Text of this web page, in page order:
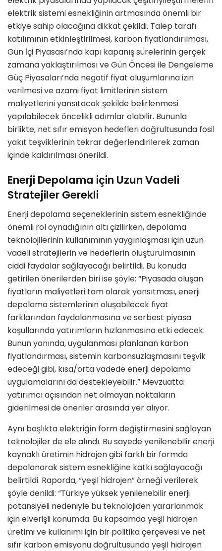
elektrik sistemi esnekliğinin artmasında önemli bir
etkiye sahip olacağına dikkat çekildi. Talep tarafı
katılımının etkinleştirilmesi, karbon fiyatlandırılması,
Gün İçi Piyasası’nda kapı kapanış sürelerinin gerçek
zamana yaklaştırılması ve Gün Öncesi ile Dengeleme
Güç Piyasaları’nda negatif fiyat oluşumlarına izin
verilmesi ve azami fiyat limitlerinin sistem
maliyetlerini yansıtacak şekilde belirlenmesi
yapılabilecek öncelikli adımlar olabilir. Bununla
birlikte, net sıfır emisyon hedefleri doğrultusunda fosil
yakıt teşviklerinin tekrar değerlendirilerek zaman
içinde kaldırılması önerildi.
Enerji Depolama için Uzun Vadeli
Stratejiler Gerekli
Enerji depolama seçeneklerinin sistem esnekliğinde
önemli rol oynadığının altı çizilirken, depolama
teknolojilerinin kullanımının yaygınlaşması için uzun
vadeli stratejilerin ve hedeflerin oluşturulmasının
ciddi faydalar sağlayacağı belirtildi. Bu konuda
getirilen önerilerden biri ise şöyle: “Piyasada oluşan
fiyatların maliyetleri tam olarak yansıtması, enerji
depolama sistemlerinin oluşabilecek fiyat
farklarından faydalanmasına ve serbest piyasa
koşullarında yatırımların hızlanmasına etki edecek.
Bunun yanında, uygulanması planlanan karbon
fiyatlandırması, sistemin karbonsuzlaşmasını teşvik
edeceği gibi, kısa/orta vadede enerji depolama
uygulamalarını da destekleyebilir.” Mevzuatta
yatırımcı açısından net olmayan noktaların
giderilmesi de öneriler arasında yer alıyor.
Aynı başlıkta elektriğin form değiştirmesini sağlayan
teknolojiler de ele alındı. Bu sayede yenilenebilir enerji
kaynaklı üretimin hidrojen gibi farklı bir formda
depolanarak sistem esnekliğine katkı sağlayacağı
belirtildi. Raporda, “yeşil hidrojen” örneği verilerek
şöyle denildi: “Türkiye yüksek yenilenebilir enerji
potansiyeli nedeniyle bu teknolojiden yararlanmak
için elverişli konumda. Bu kapsamda yeşil hidrojen
üretimi ve kullanımı için bir politika çerçevesi ve net
sıfır karbon emisyonu doğrultusunda yeşil hidrojen